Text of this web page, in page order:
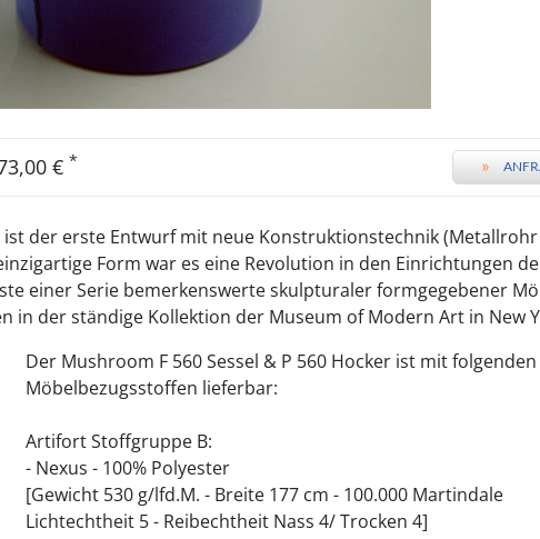
€ * »
ist der erste Entwurf mit neue Konstruktionstechnik
Form war es eine Revolution in den Einrichtungen
einer Serie bemerkenswerte skulpturaler formgegebener
in der ständige Kollektion der Museum of Modern Art in New
Der Mushroom F 560 Sessel & P 560 Hocker ist mit folgenden
Möbelbezugsstoffen lieferbar:
Artifort Stoffgruppe B:
- Nexus - 100% Polyester
[Gewicht 530 g/lfd.M. - Breite 177 cm - 100.000 Martindale
Lichtechtheit 5 - Reibechtheit Nass 4/ Trocken 4]